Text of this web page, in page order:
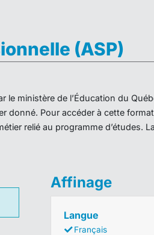
(ASP)
le ministère de l’Éducation du
donné. Pour accéder à cette
relié au programme d’études.
Affinage
Langue
Français